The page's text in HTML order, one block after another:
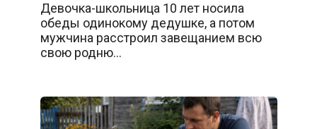
Девочка-школьница 10 лет носила
обеды одинокому дедушке, а потом
мужчина расстроил завещанием всю
свою родню…